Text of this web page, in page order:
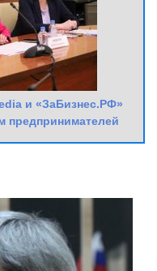
и «ЗаБизнес.РФ»
предпринимателей